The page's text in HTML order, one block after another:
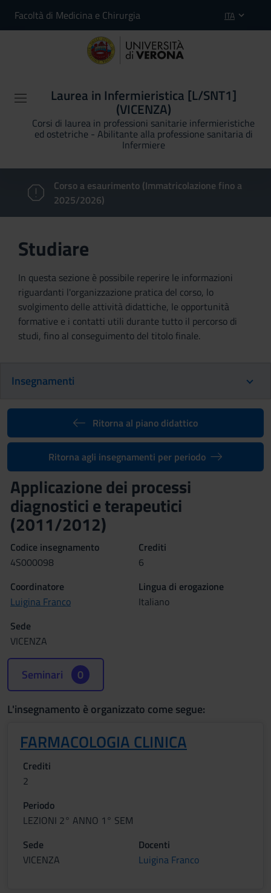
Facoltà di Medicina e Chirurgia ITA
Laurea in Infermieristica [L/SNT1]
(VICENZA)
Corsi di laurea in professioni sanitarie infermieristiche
ed ostetriche - Abilitante alla professione sanitaria di
Infermiere
Corso a esaurimento (Immatricolazione fino a
2025/2026)
Studiare
In questa sezione è possibile reperire le informazioni
riguardanti l'organizzazione pratica del corso, lo
svolgimento delle attività didattiche, le opportunità
formative e i contatti utili durante tutto il percorso di
studi, fino al conseguimento del titolo finale.
Insegnamenti
Ritorna al piano didattico
Ritorna agli insegnamenti per periodo
Applicazione dei processi
diagnostici e terapeutici
(2011/2012)
Codice insegnamento
4S000098
Crediti
6
Coordinatore
Luigina Franco
Lingua di erogazione
Italiano
Sede
VICENZA
Seminari 0
L'insegnamento è organizzato come segue:
FARMACOLOGIA CLINICA
Crediti
2
Periodo
LEZIONI 2° ANNO 1° SEM
Sede
VICENZA
Docenti
Luigina Franco